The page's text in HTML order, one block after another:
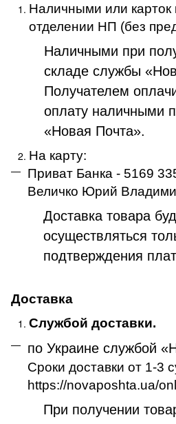
Наличными или карток
отделении НП (без
Наличными при
складе службы
Получателем
оплату наличными
«Новая Почта».
На карту:
Приват Банка - 5169
Величко Юрий
Доставка товара
осуществляться
подтверждения
Доставка
Службой доставки.
по Украине службой
Сроки доставки от 1-3
https://novaposhta.ua/
При получении